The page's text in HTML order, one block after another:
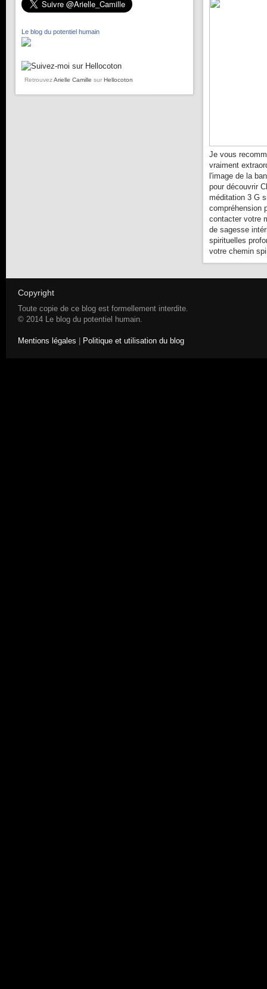
Le blog du potentiel humain
RetrouvezArielle Camille sur Hellocoton
Je vous
vraiment
l'image de la
pour découvrir
méditation 3 G
compréhension
contacter votre
de sagesse
spirituelles
votre chemin
Copyright
Toute copie de ce blog est formellement interdite.
© 2014 Le blog du potentiel humain.
Mentions légales | Politique et utilisation du blog